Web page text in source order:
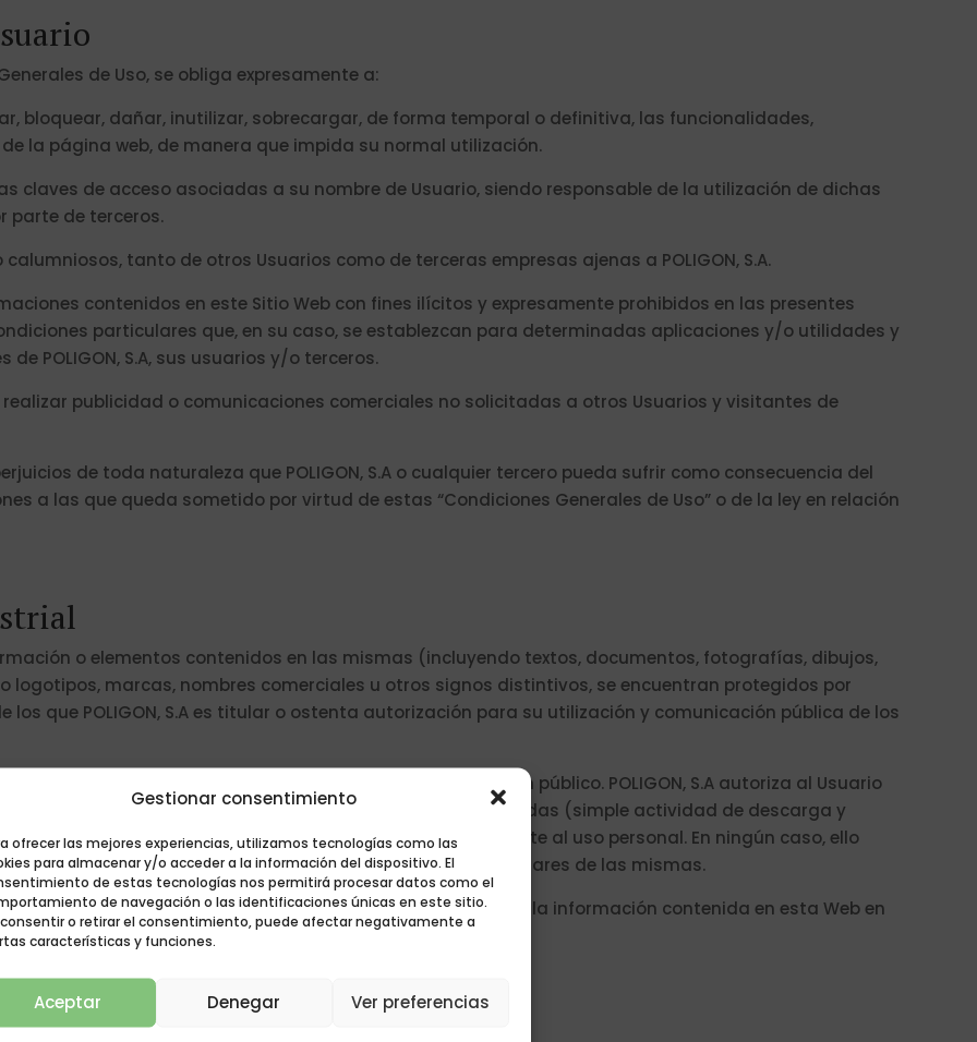
Gestionar consentimiento
ofrecer las mejores experiencias, utilizamos tecnologías como las
para almacenar y/o acceder a la información del dispositivo. El
de estas tecnologías nos permitirá procesar datos como el
de navegación o las identificaciones únicas en este sitio.
consentir o retirar el consentimiento, puede afectar negativamente a
características y funciones.
Aceptar Denegar Ver preferencias
de Uso, se obliga expresamente a:
bloquear, dañar, inutilizar, sobrecargar, de forma temporal o definitiva, las funcionalidades,
la página web, de manera que impida su normal utilización.
claves de acceso asociadas a su nombre de Usuario, siendo responsable de la utilización de dichas
parte de terceros.
tanto de otros Usuarios como de terceras empresas ajenas a POLIGON, S.A.
contenidos en este Sitio Web con fines ilícitos y expresamente prohibidos en las presentes
particulares que, en su caso, se establezcan para determinadas aplicaciones y/o utilidades y
POLIGON, S.A, sus usuarios y/o terceros.
publicidad o comunicaciones comerciales no solicitadas a otros Usuarios y visitantes de
de toda naturaleza que POLIGON, S.A o cualquier tercero pueda sufrir como consecuencia del
a las que queda sometido por virtud de estas “Condiciones Generales de Uso” o de la ley en relación
o elementos contenidos en las mismas (incluyendo textos, documentos, fotografías, dibujos,
logotipos, marcas, nombres comerciales u otros signos distintivos, se encuentran protegidos por
que POLIGON, S.A es titular o ostenta autorización para su utilización y comunicación pública de los
diligente y correcta, de acuerdo a la ley, la moral y el orden público. POLIGON, S.A autoriza al Usuario
este sitio web, así como para efectuar reproducciones privadas (simple actividad de descarga y
y cuando los elementos sean destinados únicamente al uso personal. En ningún caso, ello
de propiedad de POLIGON, S.A o de los legítimos titulares de las mismas.
modificación, cesión o comunicación pública de la información contenida en esta Web en